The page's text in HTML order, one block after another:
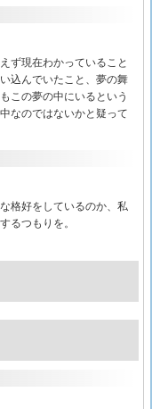
ず現在わかっていること
込んでいたこと、夢の舞
この夢の中にいるという
なのではないかと疑って
格好をしているのか、私
るつもりを。